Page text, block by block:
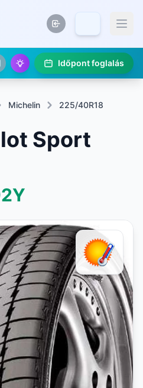
Időpont foglalás
Michelin 225/40R18
Sport